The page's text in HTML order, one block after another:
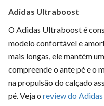
Adidas Ultraboost
O Adidas Ultraboost é
modelo confortável e
mais longas, ele mantém
compreende o ante pé e o
na propulsão do calçado
pé. Veja o review do